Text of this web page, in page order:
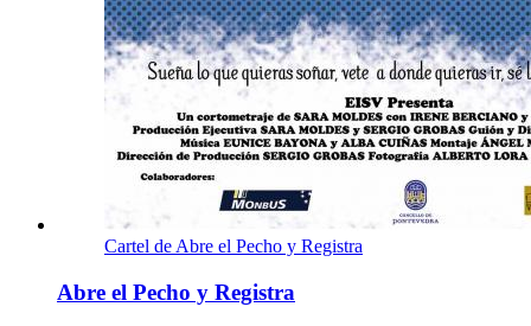
Cartel de Abre el Pecho y Registra
Abre el Pecho y Registra